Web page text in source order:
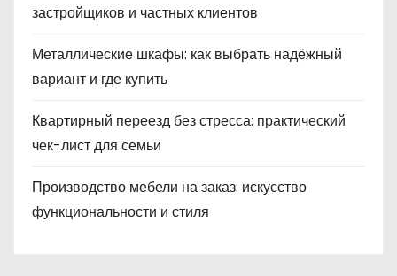
застройщиков и частных клиентов
Металлические шкафы: как выбрать надёжный
вариант и где купить
Квартирный переезд без стресса: практический
чек-лист для семьи
Производство мебели на заказ: искусство
функциональности и стиля